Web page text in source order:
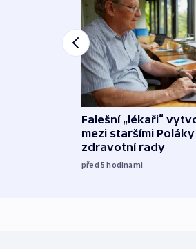
Falešní „lékaři“
mezi staršími
zdravotní rady
před 5hodinami